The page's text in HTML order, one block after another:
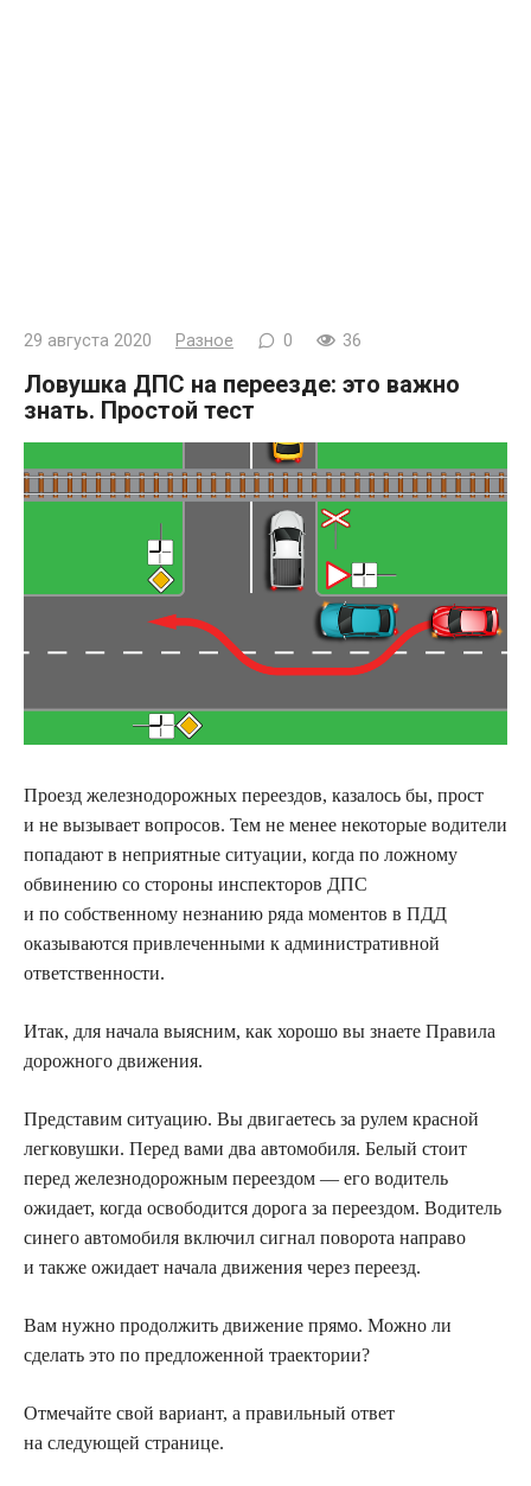
29 августа 2020 Разное 0 36
Ловушка ДПС на переезде: это важно
знать. Простой тест
Проезд железнодорожных переездов, казалось бы, прост
и не вызывает вопросов. Тем не менее некоторые водители
попадают в неприятные ситуации, когда по ложному
обвинению со стороны инспекторов ДПС
и по собственному незнанию ряда моментов в ПДД
оказываются привлеченными к административной
ответственности.
Итак, для начала выясним, как хорошо вы знаете Правила
дорожного движения.
Представим ситуацию. Вы двигаетесь за рулем красной
легковушки. Перед вами два автомобиля. Белый стоит
перед железнодорожным переездом — его водитель
ожидает, когда освободится дорога за переездом. Водитель
синего автомобиля включил сигнал поворота направо
и также ожидает начала движения через переезд.
Вам нужно продолжить движение прямо. Можно ли
сделать это по предложенной траектории?
Отмечайте свой вариант, а правильный ответ
на следующей странице.